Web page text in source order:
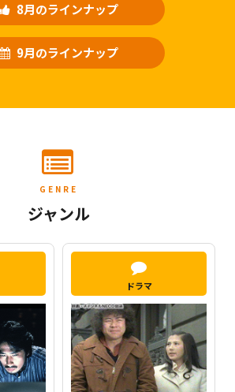
8月のラインナップ
9月のラインナップ
GENRE
ジャンル
ドラマ